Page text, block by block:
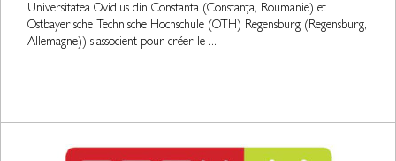
Universitatea Ovidius din Constanta (Constanța, Roumanie) et
Ostbayerische Technische Hochschule (OTH) Regensburg (Regensburg,
Allemagne)) s’associent pour créer le ...